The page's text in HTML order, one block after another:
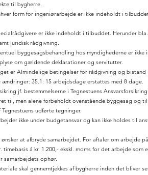
til bygherre.
form for ingeniørarbejde er ikke indeholdt i
er ikke indeholdt i tilbuddet. Herunder
juridisk rådgivning.
byggesagsbehandling hos myndighederne er
om gældende deklarationer og servitutter.
er Almindelige betingelser for rådgivning og
35.1: 15 arbejdsdage erstattes med 8 dage.
jf. bestemmelserne i Tegnestuens
til, men alene forbeholdt ovenstående byggesag og
Tegnestuens udførte tegninger.
ikke under budgetansvar og kan ikke holdes til
ønsker at afbryde samarbejdet. For aftaler om arbejde
timebasis á kr. 1.200,- ekskl. moms for det arbejde som
samarbejdets ophør.
skal gennemtjekkes af bygherre inden det bliver